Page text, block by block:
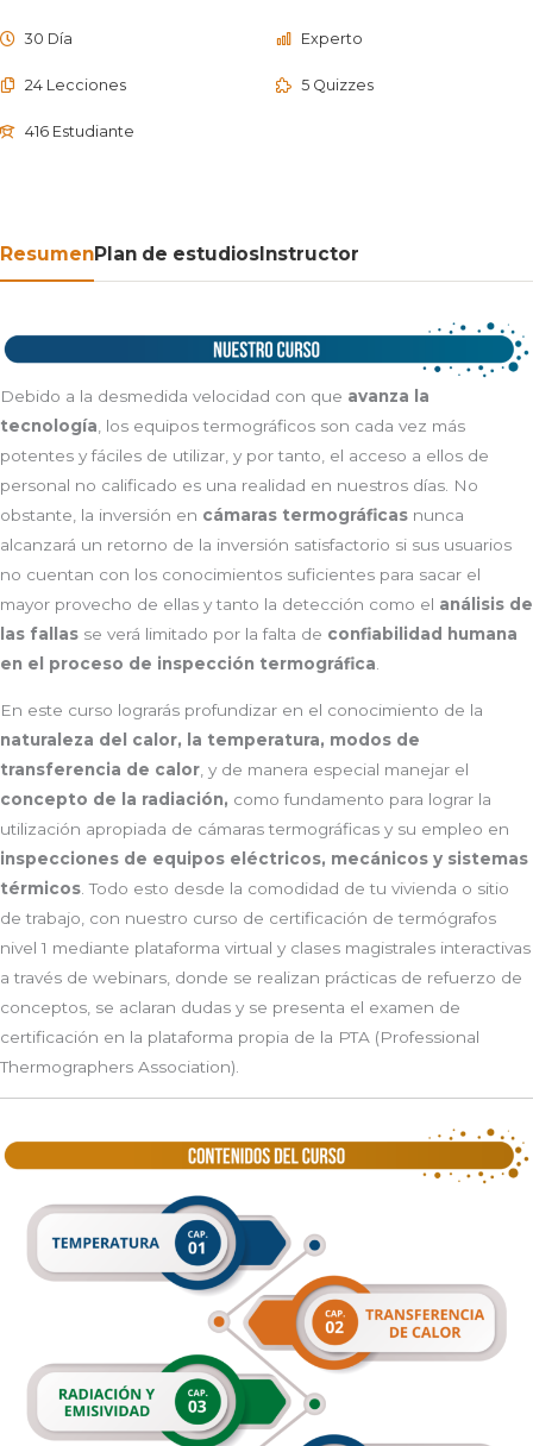
30 Día Experto
24 Lecciones 5 Quizzes
416 Estudiante
ResumenPlan de estudios Instructor
Debido a la desmedida velocidad con que avanza la
tecnología , los equipos termográficos son cada vez más
potentes y fáciles de utilizar, y por tanto, el acceso a ellos de
personal no calificado es una realidad en nuestros días. No
obstante, la inversión en cámaras termográficas nunca
alcanzará un retorno de la inversión satisfactorio si sus usuarios
no cuentan con los conocimientos suficientes para sacar el
mayor provecho de ellas y tanto la detección como el análisis de
las fallas se verá limitado por la falta de confiabilidad humana
en el proceso de inspección termográfica
En este curso lograrás profundizar en el conocimiento de la
naturaleza del calor, la temperatura, modos de
transferencia de calor , y de manera especial manejar el
concepto de la radiación, como fundamento para lograr la
utilización apropiada de cámaras termográficas y su empleo en
inspecciones de equipos eléctricos, mecánicos y sistemas
térmicos . Todo esto desde la comodidad de tu vivienda o sitio
de trabajo, con nuestro curso de certificación de termógrafos
nivel 1 mediante plataforma virtual y clases magistrales interactivas
a través de webinars, donde se realizan prácticas de refuerzo de
conceptos, se aclaran dudas y se presenta el examen de
certificación en la plataforma propia de la PTA (Professional
Thermographers Association).